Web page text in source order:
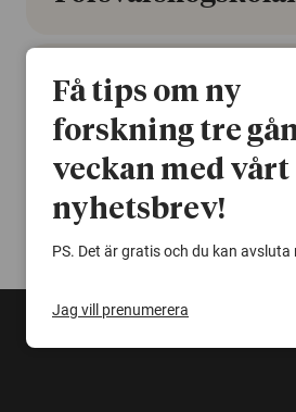
Lunds universitet
Uppsala
Alla forskarlistor
Få tips om ny
forskning tre
veckan med vårt
nyhetsbrev!
PS. Det är gratis och du kan avsluta
Jag vill prenumerera